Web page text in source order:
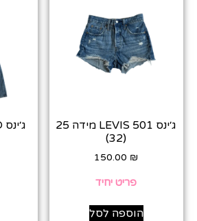
ג׳ינס LEVIS 501 מידה 25
(32)
150.00 ₪
פריט יחיד
הוספה לסל
ג׳ינס MANGO מידה 36